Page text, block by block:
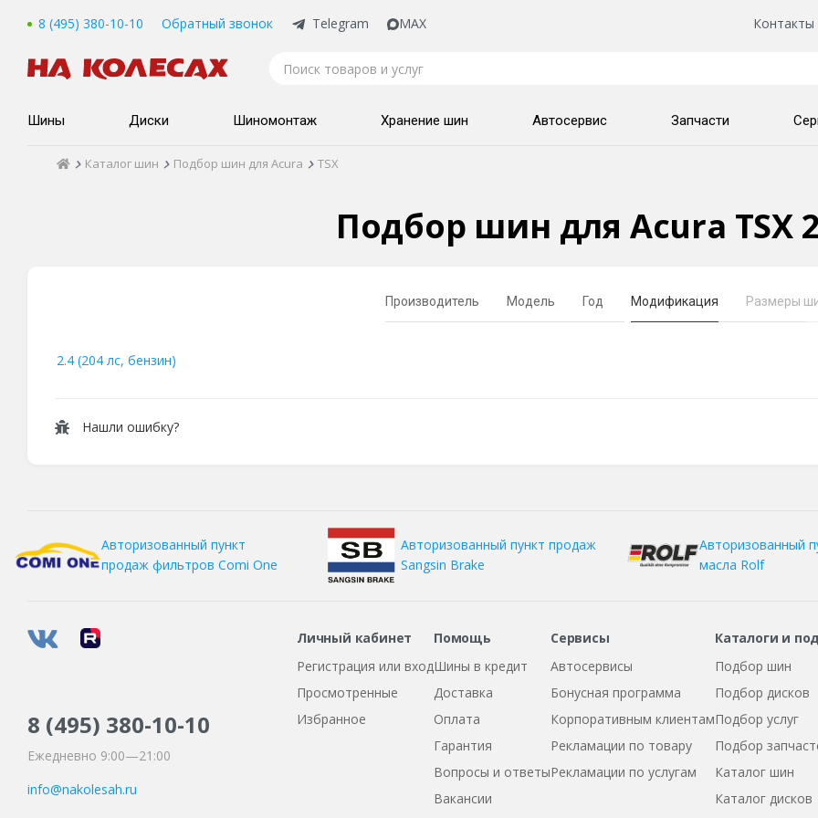
8 (495) 380-10-10 Обратный звонок Telegram MAX Контакты
Шины Диски Шиномонтаж Хранение шин Автосервис Запчасти
Каталог шин Подбор шин для Acura TSX
Подбор шин для Acura TSX
Производитель Модель Год Модификация Размеры
2.4 (204 лс, бензин)
Нашли ошибку?
Авторизованный пункт
продаж фильтров Comi One
Авторизованный пункт продаж
Sangsin Brake
Авторизованный
масла Rolf
8 (495) 380-10-10
Ежедневно 9:00—21:00
info@nakolesah.ru
Личный кабинет
Регистрация или вход
Просмотренные
Избранное
Помощь
Шины в кредит
Доставка
Оплата
Гарантия
Вопросы и ответы
Вакансии
Сервисы
Автосервисы
Бонусная программа
Корпоративным клиентам
Рекламации по товару
Рекламации по услугам
Каталоги и
Подбор шин
Подбор дисков
Подбор услуг
Подбор
Каталог шин
Каталог дисков